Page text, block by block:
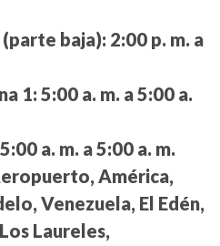
baja): 2:00 p. m. a
1: 5:00 a. m. a 5:00 a.
5:00 a. m. a 5:00 a. m.
América,
Venezuela, El Edén,
Laureles,